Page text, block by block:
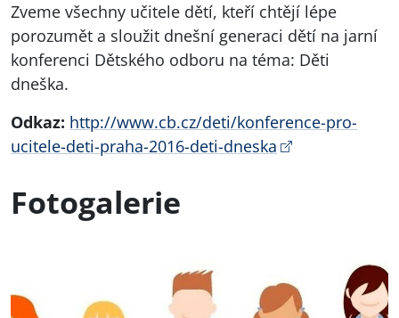
Zveme všechny učitele dětí, kteří chtějí lépe
porozumět a sloužit dnešní generaci dětí na jarní
konferenci Dětského odboru na téma: Děti
dneška.
Odkaz: http://www.cb.cz/deti/konference-pro-
ucitele-deti-praha-2016-deti-dneska
Fotogalerie